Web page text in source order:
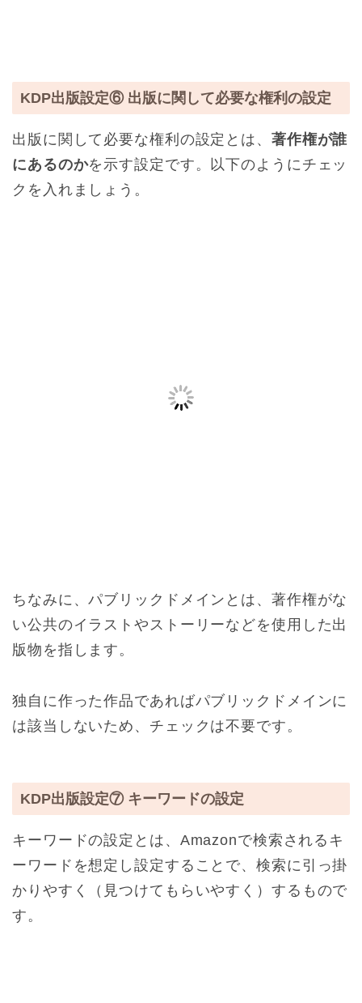
KDP出版設定⑥ 出版に関して必要な権利の設定
出版に関して必要な権利の設定とは、 著作権が誰
にあるのかを示す設定です。以下のようにチェッ
クを入れましょう。
ちなみに、パブリックドメインとは、著作権がな
い公共のイラストやストーリーなどを使用した出
版物を指します。
独自に作った作品であればパブリックドメインに
は該当しないため、チェックは不要です。
KDP出版設定⑦ キーワードの設定
キーワードの設定とは、Amazonで検索されるキ
ーワードを想定し設定することで、検索に引っ掛
かりやすく（見つけてもらいやすく）するもので
す。